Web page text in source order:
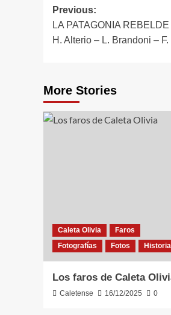
Post
navigation
Previous:
LA PATAGONIA
H. Alterio – L. Brandoni –
More Stories
Caleta Olivia
Faros
Fotografías
Fotos Historia
Los faros de Caleta
Caletense 16/12/2025 0